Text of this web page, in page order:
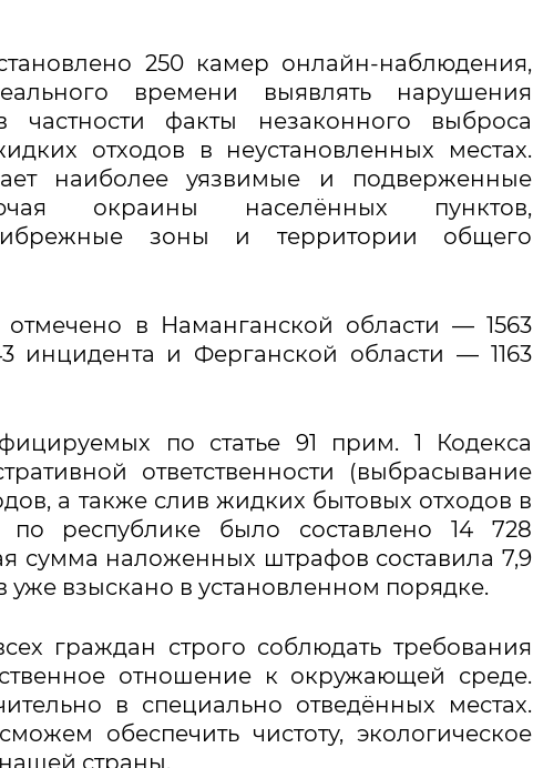
250 камер онлайн-наблюдения,
времени выявлять нарушения
частности факты незаконного выброса
отходов в неустановленных местах.
наиболее уязвимые и подверженные
окраины населённых пунктов,
зоны и территории общего
в Наманганской области — 1563
инцидента и Ферганской области — 1163
по статье 91 прим. 1 Кодекса
ответственности (выбрасывание
а также слив жидких бытовых отходов в
по республике было составлено 14 728
сумма наложенных штрафов составила 7,9
взыскано в установленном порядке.
граждан строго соблюдать требования
отношение к окружающей среде.
в специально отведённых местах.
обеспечить чистоту, экологическое
страны.